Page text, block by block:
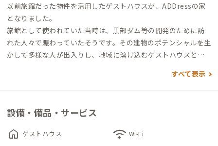
以前旅館だった物件を活用したゲストハウスが、ADDressの家
となりました。
旅館として使われていた当時は、黒部ダム等の開発のために訪
れた人々で賑わっていたそうです。その建物のポテンシャルを生
かして多様な人が出入りし、地域に溶け込むゲストハウスとし
玄関から入ると、すぐ右手にオープンキッチンがあり、複数人で
調理をすることも可能な広さです。キッチンにはカウンターも併
設されていて、料理を通した会員同士のコミュニケーションが生
すべて表示
設備・備品・サービス
home ゲストハウス wifi Wi-Fi